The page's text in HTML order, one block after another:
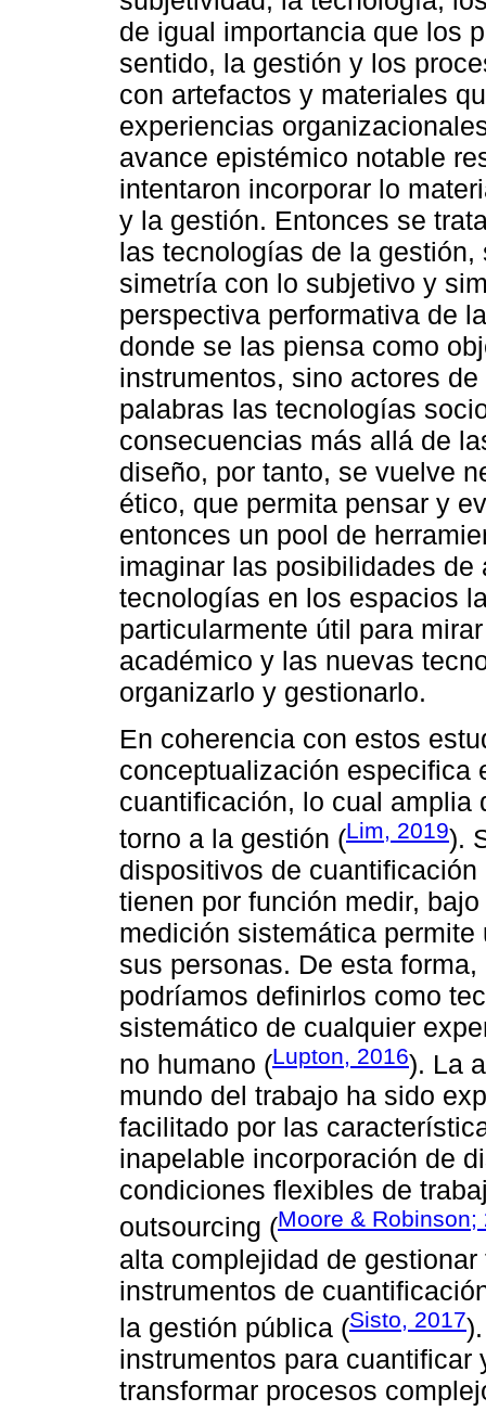
de igual importancia que los
sentido, la gestión y los
con artefactos y materiales
experiencias
avance epistémico notable
intentaron incorporar lo
y la gestión. Entonces se
las tecnologías de la
simetría con lo subjetivo y
perspectiva performativa de
donde se las piensa como
instrumentos, sino actores
palabras las tecnologías
consecuencias más allá de
diseño, por tanto, se vuelve
ético, que permita pensar y
entonces un pool de
imaginar las posibilidades
tecnologías en los espacios
particularmente útil para
académico y las nuevas
organizarlo y gestionarlo.
En coherencia con estos
conceptualización especifica
cuantificación, lo cual amplia
torno a la gestión (Lim, 2019).
dispositivos de
tienen por función medir,
medición sistemática
sus personas. De esta
podríamos definirlos como
sistemático de cualquier
no humano (Lupton, 2016). La
mundo del trabajo ha sido
facilitado por las
inapelable incorporación de
condiciones flexibles de
outsourcing (Moore & Robinson;
alta complejidad de
instrumentos de
la gestión pública (Sisto, 2017
instrumentos para
transformar procesos